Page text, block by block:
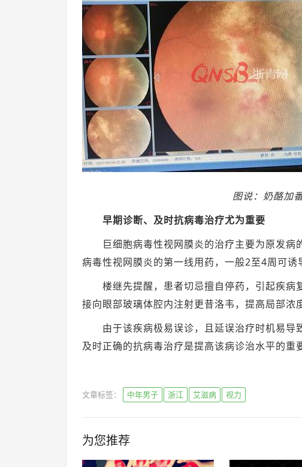
图说：奶酪加
早期诊断、及时抗病毒治疗尤为重要
巨细胞病毒性视网膜炎的治疗主要为原发病
病毒性视网膜炎的第一线用药，一般2至4周可诱
楼继先提醒，患者切忌擅自停药，引起疾病
接向眼部玻璃体腔内注射更昔洛韦，提高局部浓
由于该疾病极易误诊，且延误治疗时机易导
及时正确的抗病毒治疗是提高该病诊治水平的重
文章标签： 中年男子 浙江 艾滋病 视力
为您推荐